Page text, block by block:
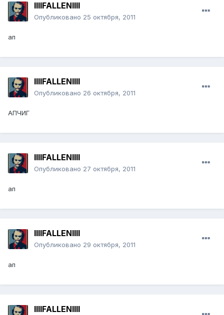
llllFALLENllll
Опубликовано 25 октября, 2011
ап
llllFALLENllll
Опубликовано 26 октября, 2011
АПЧИГ
llllFALLENllll
Опубликовано 27 октября, 2011
ап
llllFALLENllll
Опубликовано 29 октября, 2011
ап
llllFALLENllll